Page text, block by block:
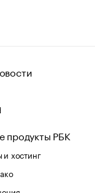
продукты РБК
хостинг